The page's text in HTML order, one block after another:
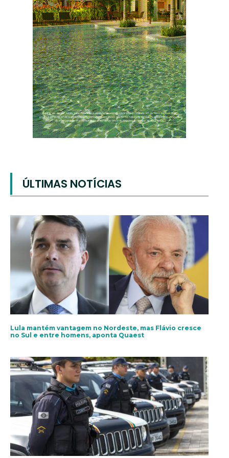
ÚLTIMAS NOTÍCIAS
Lula mantém vantagem no Nordeste, mas Flávio cresce
no Sul e entre homens, aponta Quaest